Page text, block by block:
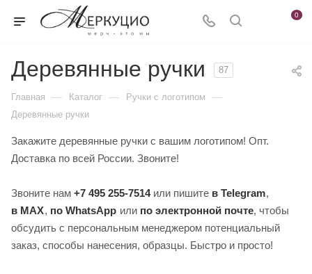
0
Деревянные ручки 87
Главная — Каталог — Ручки c логотипом —
Деревянные ручки
Закажите деревянные ручки с вашим логотипом! Опт.
Доставка по всей России. Звоните!
Звоните нам +7 495 255-7514или пишите в Telegram,
в MAX, по WhatsApp или по электронной почте, чтобы
обсудить с персональным менеджером потенциальный
заказ, способы нанесения, образцы. Быстро и просто!